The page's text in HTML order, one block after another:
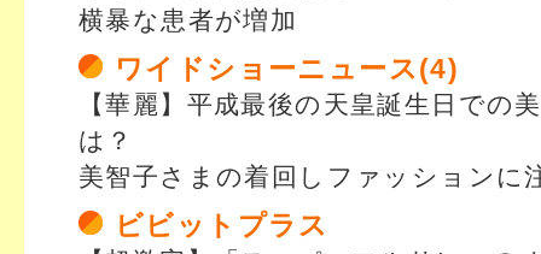
横暴な患者が増加
ワイドショーニュース(4)
【華麗】平成最後の天皇誕生日での
は？
美智子さまの着回しファッションに
ビビットプラス